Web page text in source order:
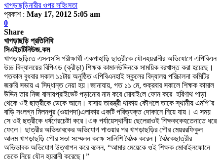
খাগড়াছড়িনারীর ওপর সহিংসতা
প্রকাশ : May 17, 2012 5:05 am
0
Share
খাগড়াছড়ি প্রতিনিধি
সিএইচটিনিউজ.কম
খাগড়াছড়িতে এসএসসি পরীক্ষার্থী একপাহাড়ি ছাত্রীকে যৌনহয়রানীর অভিযোগে এপিবিএন
উচ্চ বিদ্যালয়ের বিপিএড (ক্রীড়া) শিক্ষক কামালউদ্দিনকে সাময়িক বরখাস্ত করা হয়েছে।
গতকালবুধবার সকাল ১১টায় অনুষ্ঠিত এপিবিএনহাই স্কুলের বিদ্যালয় পরিচালনা কমিটির
জরুরি সভায় এ সিদ্ধান্ত নেয়া হয় । জানাযায়, গত ১১ মে,শুক্রবার সকালে শিক্ষক কামাল
উদ্দিন তার নিজ বাসায়প্রাইভেট পড়ানোর নাম করে মোবাইলে ফোন করে হরিণাথ পাড়া
থেকে ওই ছাত্রীকে ডেকে আনে। বাসায় তারস্ত্রী থাকায় কৌশলে তাকে স্থানীয় এমপি’র
বাড়ি সংলগ্ন মিলনপুর (ওয়াপদা)এলাকার একটি পরিত্যক্ত দোকানে নিয়ে যায় । এ সময়
সেওই ছত্রীকে ধর্ষণেরচেষ্টা করে। এক পর্যায়েস্থানীয় ছেলেরাওই শিক্ষককেহতেনাতে ধরে
ফেলে। ছাত্রীর অভিভাবকের অভিযোগ পাওয়ার পর খাগড়াছড়ির পৌর মেয়ররফিকুল
আলম খাগড়াছড়ি পৌর সভা সম্মেলন কক্ষে সালিশি বৈঠক করেন।বৈঠকেছাত্রীর
অভিভাবক অভিযোগ উত্থাপন করে বলেন, “আমার মেয়েকে ওই শিক্ষক মোবাইলফোনে
ডেকে নিয়ে যৌন হয়রানী করেছে। ”